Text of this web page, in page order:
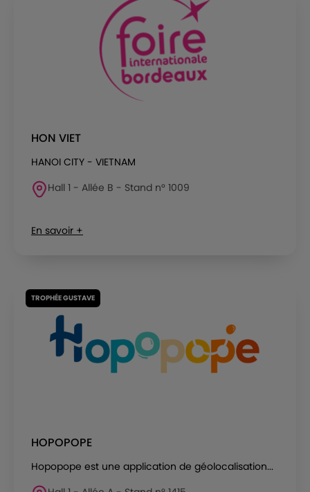
HON VIET
HANOI CITY - VIETNAM
Hall 1 - Allée B - Stand n° 1009
En savoir +
TROPHÉE GUSTAVE
HOPOPOPE
Hopopope est une application de géolocalisation...